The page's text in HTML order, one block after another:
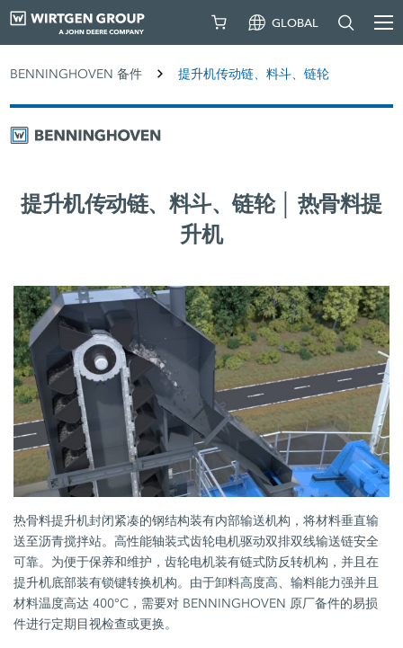
GLOBAL
BENNINGHOVEN 备件 提升机传动链、料斗、链轮
提升机传动链、料斗、链轮 │ 热骨料提
升机
热骨料提升机封闭紧凑的钢结构装有内部输送机构，将材料垂直输
送至沥青搅拌站。高性能轴装式齿轮电机驱动双排双线输送链安全
可靠。为便于保养和维护，齿轮电机装有链式防反转机构，并且在
提升机底部装有锁键转换机构。由于卸料高度高、输料能力强并且
材料温度高达 400°C，需要对 BENNINGHOVEN 原厂备件的易损
件进行定期目视检查或更换。